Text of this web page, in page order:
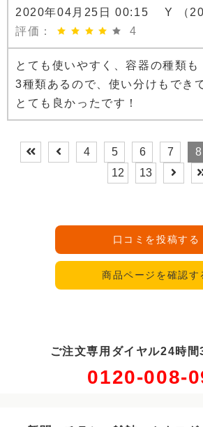
2020年04月25日 00:15 Y （20
評価：
4
とても使いやすく、容器の種類も
3種類あるので、使い分けもでき
とても良かったです！
4 5 6 7 8
12
13
口コミを投稿する
商品ページを確認す
ご注文専用ダイヤル24時
0120-008-